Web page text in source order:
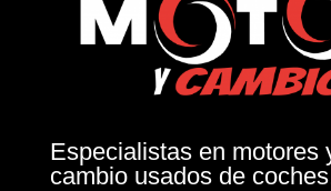
Especialistas en motores
cambio usados de